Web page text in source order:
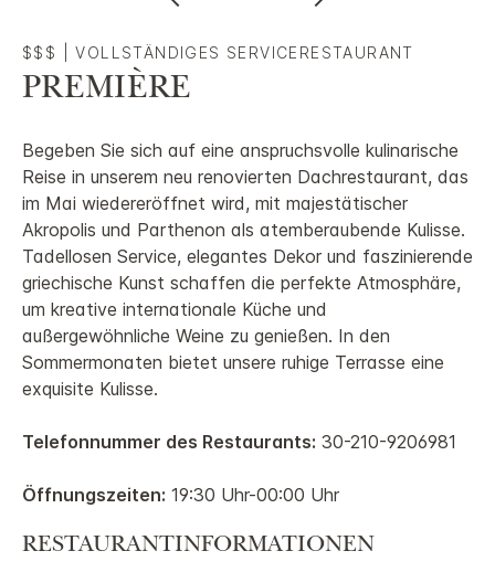
$$$ |VOLLSTÄNDIGES SERVICERESTAURANT
PREMIÈRE
Begeben Sie sich auf eine anspruchsvolle kulinarische
Reise in unserem neu renovierten Dachrestaurant, das
im Mai wiedereröffnet wird, mit majestätischer
Akropolis und Parthenon als atemberaubende Kulisse.
Tadellosen Service, elegantes Dekor und faszinierende
griechische Kunst schaffen die perfekte Atmosphäre,
um kreative internationale Küche und
außergewöhnliche Weine zu genießen. In den
Sommermonaten bietet unsere ruhige Terrasse eine
exquisite Kulisse.
Telefonnummer des Restaurants: 30-210-9206981
Öffnungszeiten: 19:30 Uhr-00:00 Uhr
RESTAURANTINFORMATIONEN